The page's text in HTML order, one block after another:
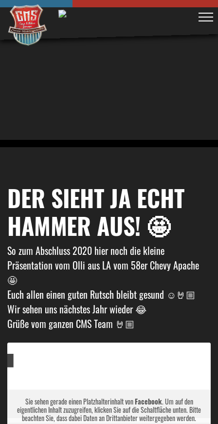
DER SIEHT JA ECHT
HAMMER AUS! 🤩
So zum Abschluss 2020 hier noch die kleine
Präsentation vom Olli aus LA vom 58er Chevy Apache
🤩
Euch allen einen guten Rutsch bleibt gesund ☺️🤘🏼
Wir sehen uns nächstes Jahr wieder 😂
Grüße vom ganzen CMS Team 🤘🏼
Sie sehen gerade einen Platzhalterinhalt vonFacebook. Um auf den
eigentlichen Inhalt zuzugreifen, klicken Sie auf die Schaltfläche unten. Bitte
beachten Sie, dass dabei Daten an Drittanbieter weitergegeben werden.